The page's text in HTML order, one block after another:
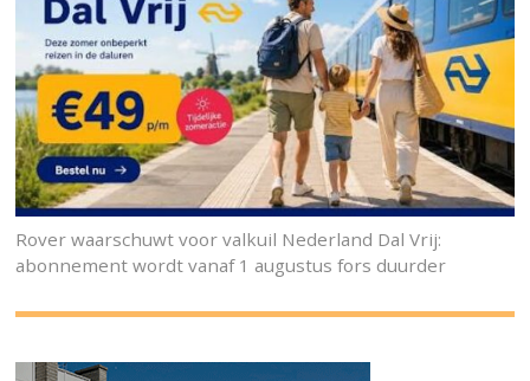
Rover waarschuwt voor valkuil Nederland Dal Vrij:
abonnement wordt vanaf 1 augustus fors duurder